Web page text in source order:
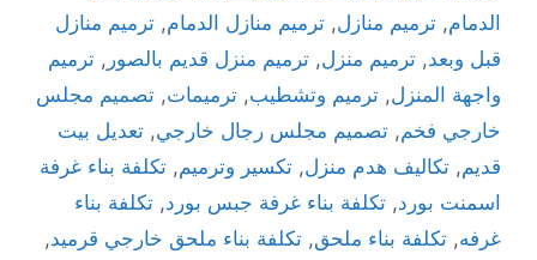
الدمام, ترميم منازل, ترميم منازل الدمام, ترميم منازل
قبل وبعد, ترميم منزل, ترميم منزل قديم بالصور , ترميم
واجهة المنزل, ترميم وتشطيب, ترميمات, تصميم مجلس
خارجي فخم, تصميم مجلس رجال خارجي, تعديل بيت
قديم, تكاليف هدم منزل, تكسير وترميم, تكلفة بناء غرفة
اسمنت بورد, تكلفة بناء غرفة جبس بورد, تكلفة بناء
غرفه, تكلفة بناء ملحق, تكلفة بناء ملحق خارجي قرميد,